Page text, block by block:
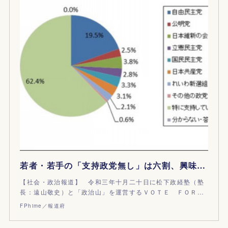
若者・若手の「支持政党無し」は六割、興味のある政策は？
【社会・政治報道】 令和三年十月二十日に松下政経塾（塾
長：遠山敬史）と「政治山」を運営するＶＯＴＥ ＦＯＲ…
FPhime／報道府